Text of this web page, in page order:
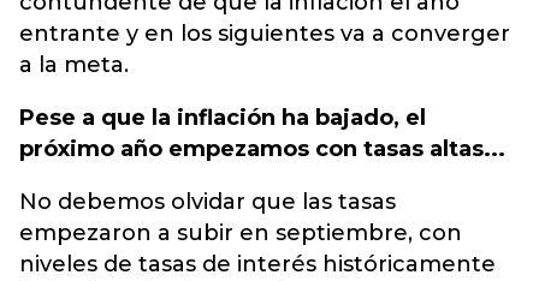
entrante y en los siguientes va a converger
a la meta.
Pese a que la inflación ha bajado, el
próximo año empezamos con tasas altas...
No debemos olvidar que las tasas
empezaron a subir en septiembre, con
niveles de tasas de interés históricamente